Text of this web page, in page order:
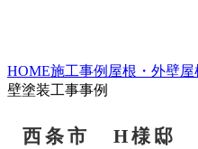
HOME施工事例 屋根・外壁屋
壁塗装工事事例
西条市 H様邸